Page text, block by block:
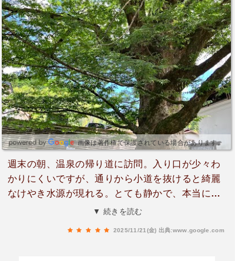
画像は著作権で保護されている場合があります。
週末の朝、温泉の帰り道に訪問。入り口が少々わ
かりにくいですが、通りから小道を抜けると綺麗
なけやき水源が現れる。とても静かで、本当に綺
麗で落ち着く。水源から根を生やすけやきは樹齢
▼ 続きを読む
2025/11/21(金) 出典:www.google.com